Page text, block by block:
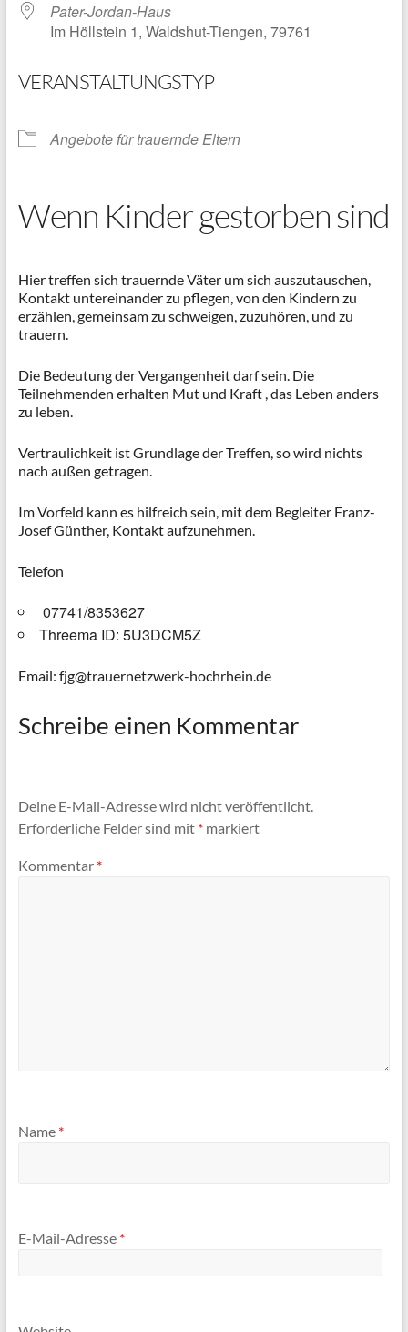
Pater-Jordan-Haus
Im Höllstein 1, Waldshut-Tiengen, 79761
VERANSTALTUNGSTYP
Angebote für trauernde Eltern
Wenn Kinder gestorben sind
Hier treffen sich trauernde Väter um sich auszutauschen,
Kontakt untereinander zu pflegen, von den Kindern zu
erzählen, gemeinsam zu schweigen, zuzuhören, und zu
trauern.
Die Bedeutung der Vergangenheit darf sein. Die
Teilnehmenden erhalten Mut und Kraft , das Leben anders
zu leben.
Vertraulichkeit ist Grundlage der Treffen, so wird nichts
nach außen getragen.
Im Vorfeld kann es hilfreich sein, mit dem Begleiter Franz-
Josef Günther, Kontakt aufzunehmen.
Telefon
07741/8353627
Threema ID: 5U3DCM5Z
Email: fjg@trauernetzwerk-hochrhein.de
Schreibe einen Kommentar
Deine E-Mail-Adresse wird nicht veröffentlicht.
Erforderliche Felder sind mit *markiert
Kommentar *
Name *
E-Mail-Adresse *